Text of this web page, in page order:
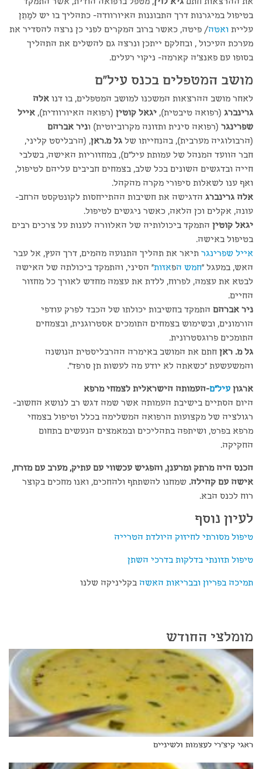
את ההרצאות חתם גיא לוין, מטפל ברפואה הודית, אשר התמקד
בטיפול במיגרנות דרך התבוננות האיורוודה- כתהליך בו יש למַתֵן
עליית ואטה/ פיטה, כאשר ברוב המקרים לפני כן נרצה להסדיר את
מערכת העיכול , ובחלקם ייתכן ונרצה גם להשלים את התהליך
בסופו עם פאנצ'ה קארמה- ניקוי רעלים.
מושב המטפלים בכנס עיל"ם
לאחר מושב ההרצאות המשכנו למושב המטפלים, בו דנו אלה
גרינברג (רפואה טיבטית), יגאל קוטין (רפואה האיורוודית), אייל
שפרינגר (רפואה סינית ותזונה מקרוביוטית) וניר אברהם
(הרבולוגיה מערבית), בהנחייתו של גל מ.ראן, (הרבליסט קליני,
חבר הוועד המנהל של עמותת עיל"ם), במחזוריות האישה, בשלבי
חייה ובדגשים השונים בכל שלב, בצמחים חביבים עליהם לטיפול,
ואף ענו לשאלות סיפורי מקרה מהקהל.
אלה גרינברג הדגישה את חשיבות ההתייחסות לקונטקסט הרחב-
עונה, אקלים וכן הלאה, כאשר ניגשים לטיפול.
יגאל קוטין התמקד ביכולותיה של האלוורה לענות על צרכים רבים
בטיפול באישה.
אייל שפרינגר תיאר את תהליך התנועה מהמים, דרך העץ, אל עבר
האש, במעגל "חמש הפאזות" הסיני, והתמקד ביכולתה של האישה
לבטא את עצמה, לפרוח, ללדת את עצמה מחדש לאורך כל מחזור
החיים.
ניר אברהם התמקד בחשיבות יכולתו של הכבד לפרק עודפי
הורמונים, ובשימוש בצמחים התומכים אסטרוגנית, ובצמחים
התומכים פרוגסטרונית.
גל מ. ראן חתם את המושב באימרה ההרבליסטית הנושנה
והמשעשעת "כשאתה לא יודע מה לעשות תן סרפד".
ארגון עיל"ם-העמותה הישראלית לצמחי מרפא
היום הסתיים בישיבת העמותה אשר שמה דגש רב לנושא החשוב-
רגולציה של מקצועות הרפואה המשלימה בכלל וטיפול בצמחי
מרפא בפרט, ושיתפה בתהליכים ובמאמצים הנעשים בתחום
החקיקה.
הכנס היה מרתק ומרענן, והפגיש עכשווי עם עתיק, מערב עם מזרח,
אישה עם קהילה. שמחנו להשתתף ולהחכים, ואנו מחכים בקוצר
רוח לכנס הבא.
לעיון נוסף
טיפול מסורתי לחיזוק היולדת הטרייה
טיפול תזונתי בדלקות בדרכי השתן
תמיכה בפריון ובבריאות האשה בקליניקה שלנו
מומלצי החודש
ראגי קיצ'רי לעצמות ולשיניים